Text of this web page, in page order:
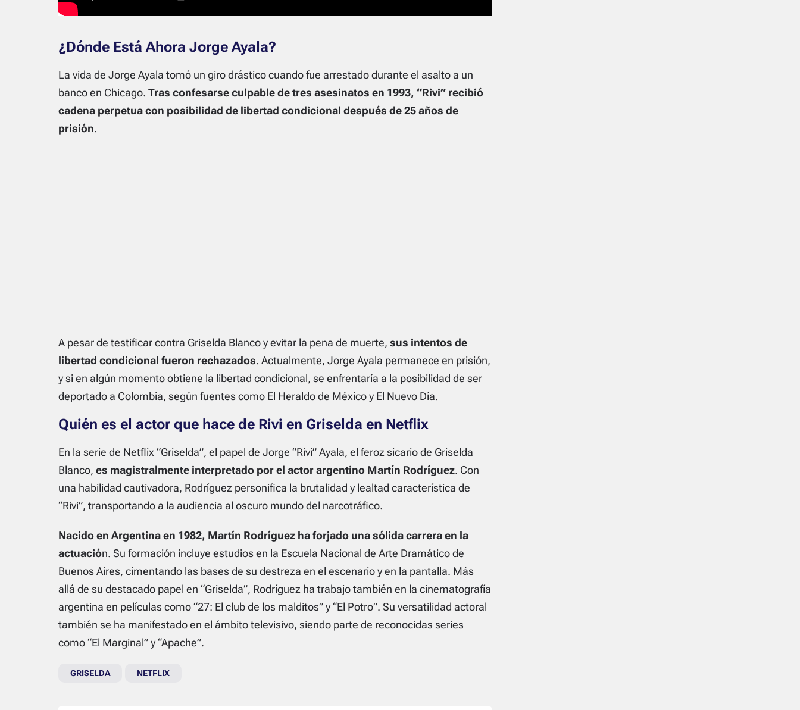
¿Dónde Está Ahora Jorge Ayala?
La vida de Jorge Ayala tomó un giro drástico cuando fue arrestado durante el asalto a un
banco en Chicago. Tras confesarse culpable de tres asesinatos en 1993, “Rivi” recibió
cadena perpetua con posibilidad de libertad condicional después de 25 años de
prisión.
A pesar de testificar contra Griselda Blanco y evitar la pena de muerte, sus intentos de
libertad condicional fueron rechazados. Actualmente, Jorge Ayala permanece en prisión,
y si en algún momento obtiene la libertad condicional, se enfrentaría a la posibilidad de ser
deportado a Colombia, según fuentes como El Heraldo de México y El Nuevo Día.
Quién es el actor que hace de Rivi en Griselda en Netflix
En la serie de Netflix “Griselda”, el papel de Jorge “Rivi” Ayala, el feroz sicario de Griselda
Blanco, es magistralmente interpretado por el actor argentino Martín Rodríguez. Con
una habilidad cautivadora, Rodríguez personifica la brutalidad y lealtad característica de
“Rivi”, transportando a la audiencia al oscuro mundo del narcotráfico.
Nacido en Argentina en 1982, Martín Rodríguez ha forjado una sólida carrera en la
actuación. Su formación incluye estudios en la Escuela Nacional de Arte Dramático de
Buenos Aires, cimentando las bases de su destreza en el escenario y en la pantalla. Más
allá de su destacado papel en “Griselda”, Rodríguez ha trabajo también en la cinematografía
argentina en películas como “27: El club de los malditos” y “El Potro”. Su versatilidad actoral
también se ha manifestado en el ámbito televisivo, siendo parte de reconocidas series
como “El Marginal” y “Apache”.
GRISELDA NETFLIX